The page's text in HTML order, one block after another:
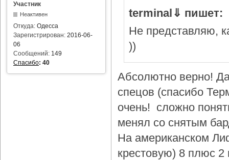
Участник
Неактивен
Откуда: Одесса
Зарегистрирован: 2016-06-
06
Сообщений: 149
Спасибо: 40
terminal⇓ пишет:
Не представляю,
))
Абсолютно верно!
спецов (спасибо
очень! сложно
менял со снятым
На американском
крестовую) 8 плюс 2